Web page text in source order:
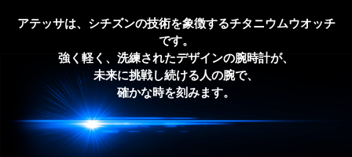
アテッサは、シチズンの技術を象徴するチタニウムウオッチ
です。
強く軽く、洗練されたデザインの腕時計が、
未来に挑戦し続ける人の腕で、
確かな時を刻みます。